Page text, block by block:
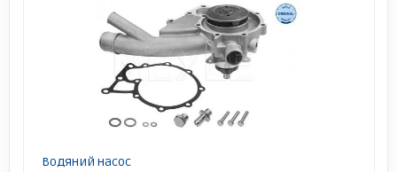
Водяний насос